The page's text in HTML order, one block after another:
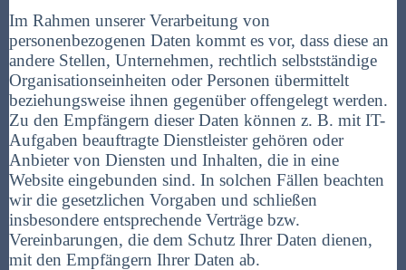
Im Rahmen unserer Verarbeitung von
personenbezogenen Daten kommt es vor, dass diese an
andere Stellen, Unternehmen, rechtlich selbstständige
Organisationseinheiten oder Personen übermittelt
beziehungsweise ihnen gegenüber offengelegt werden.
Zu den Empfängern dieser Daten können z. B. mit IT-
Aufgaben beauftragte Dienstleister gehören oder
Anbieter von Diensten und Inhalten, die in eine
Website eingebunden sind. In solchen Fällen beachten
wir die gesetzlichen Vorgaben und schließen
insbesondere entsprechende Verträge bzw.
Vereinbarungen, die dem Schutz Ihrer Daten dienen,
mit den Empfängern Ihrer Daten ab.